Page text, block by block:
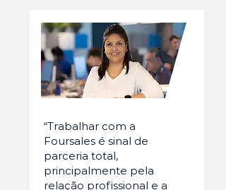
“Trabalhar com a
Foursales é sinal de
parceria total,
principalmente pela
relação profissional e a